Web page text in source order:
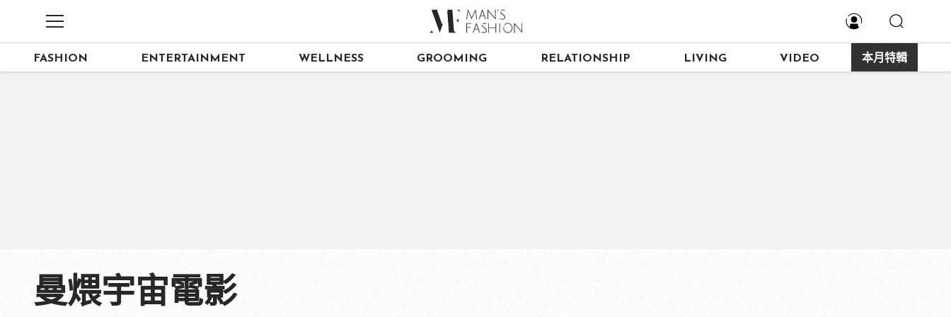
FASHION ENTERTAINMENT WELLNESS GROOMING RELATIONSHIP LIVING VIDEO 本月特輯
曼煨宇宙電影